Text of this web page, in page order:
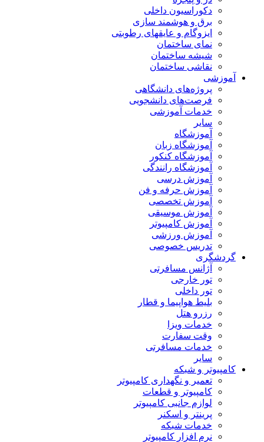
دکوراسیون داخلی
برق و هوشمند سازی
ایزوگام و عایقهای رطوبتی
نمای ساختمان
شیشه ساختمان
نقاشی ساختمان
آموزشی
پروژه‌های دانشگاهی
فرصت‌های دانشجویی
خدمات آموزشی
سایر
آموزشگاه
آموزشگاه زبان
آموزشگاه کنکور
آموزشگاه رانندگی
آموزش درسی
آموزش حرفه و فن
آموزش تخصصی
آموزش موسیقی
آموزش کامپیوتر
آموزش ورزشی
تدریس خصوصی
گردشگری
آژانس مسافرتی
تور خارجی
تور داخلی
بلیط هواپیما و قطار
رزرو هتل
خدمات ویزا
وقت سفارت
خدمات مسافرتی
سایر
کامپیوتر و شبکه
تعمیر و نگهداری کامپیوتر
کامپیوتر و قطعات
لوازم جانبی کامپیوتر
پرینتر و اسکنر
خدمات شبکه
نرم افزار کامپیوتر